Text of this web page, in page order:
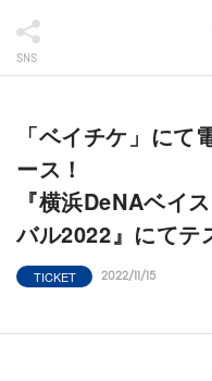
SNS
「ベイチケ」にて
ース！
『横浜DeNAベイ
バル2022』にてテ
TICKET 2022/11/15